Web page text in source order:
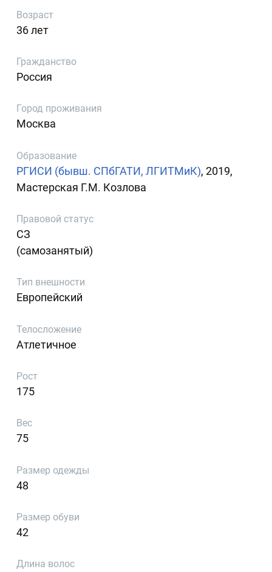
Возраст
36 лет
Гражданство
Россия
Город проживания
Москва
Образование
РГИСИ (бывш. СПбГАТИ, ЛГИТМиК), 2019,
Мастерская Г.М. Козлова
Правовой статус
СЗ
(самозанятый)
Тип внешности
Европейский
Телосложение
Атлетичное
Рост
175
Вес
75
Размер одежды
48
Размер обуви
42
Длина волос